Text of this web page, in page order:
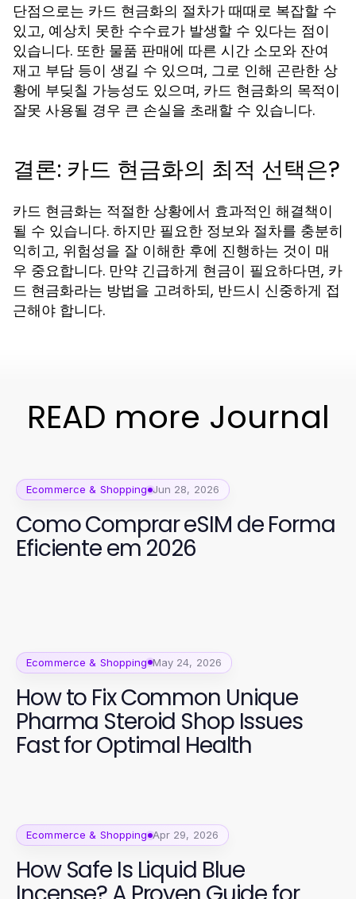
단점으로는 카드 현금화의 절차가 때때로 복잡할 수
있고, 예상치 못한 수수료가 발생할 수 있다는 점이
있습니다. 또한 물품 판매에 따른 시간 소모와 잔여
재고 부담 등이 생길 수 있으며, 그로 인해 곤란한 상
황에 부딪칠 가능성도 있으며, 카드 현금화의 목적이
잘못 사용될 경우 큰 손실을 초래할 수 있습니다.
결론: 카드 현금화의 최적 선택은?
카드 현금화는 적절한 상황에서 효과적인 해결책이
될 수 있습니다. 하지만 필요한 정보와 절차를 충분히
익히고, 위험성을 잘 이해한 후에 진행하는 것이 매
우 중요합니다. 만약 긴급하게 현금이 필요하다면, 카
드 현금화라는 방법을 고려하되, 반드시 신중하게 접
근해야 합니다.
READ more Journal
Ecommerce & Shopping Jun 28, 2026
Como Comprar eSIM de Forma
Eficiente em 2026
Ecommerce & Shopping May 24, 2026
How to Fix Common Unique
Pharma Steroid Shop Issues
Fast for Optimal Health
Ecommerce & Shopping Apr 29, 2026
How Safe Is Liquid Blue